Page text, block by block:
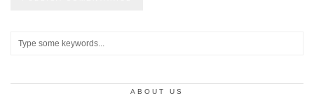
ABOUT US